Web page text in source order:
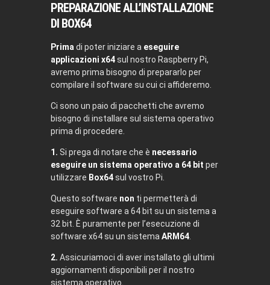
PREPARAZIONE ALL’INSTALLAZIONE
DI BOX64
Primadi poter iniziare a eseguire
applicazioni x64sul nostro Raspberry Pi,
avremo prima bisogno di prepararlo per
compilare il software su cui ci affideremo.
Ci sono un paio di pacchetti che avremo
bisogno di installare sul sistema operativo
prima di procedere.
1. Si prega di notare che è necessario
eseguire un sistema operativo a 64 bit per
utilizzare Box64sul vostro Pi.
Questo software non ti permetterà di
eseguire software a 64 bit su un sistema a
32 bit. È puramente per l’esecuzione di
software x64 su un sistemaARM64.
2. Assicuriamoci di aver installato gli ultimi
aggiornamenti disponibili per il nostro
sistema operativo.